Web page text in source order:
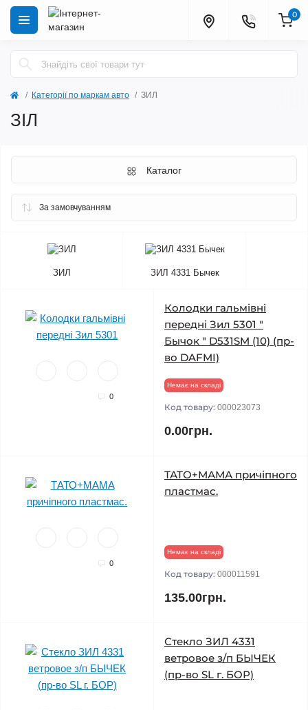
0
Категорії по маркам авто ЗИЛ
ЗІЛ
Каталог
ЗИЛ ЗИЛ 4331 Бычек
0
Колодки гальмівні
передні Зил 5301 "
Бычок " D531SM (10) (пр-
во DAFMI)
Немає на складі
Код товару: 000023073
0.00грн.
0
ТАТО+МАМА причіпного
пластмас.
Немає на складі
Код товару: 000011591
135.00грн.
Стекло ЗИЛ 4331
ветровое з/п БЫЧЕК
(пр-во SL г. БОР)